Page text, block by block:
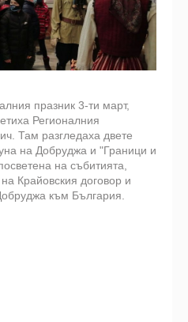
празник 3-ти март,
Регионалния
Там разгледаха двете
на Добруджа и "Граници и
на събитията,
Крайовския договор и
към България.